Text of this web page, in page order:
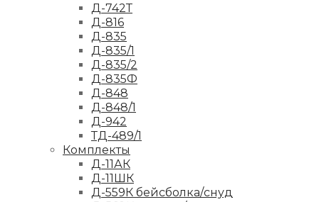
Д-742Т
Д-816
Д-835
Д-835/1
Д-835/2
Д-835Ф
Д-848
Д-848/1
Д-942
ТД-489/1
Комплекты
Д-11АК
Д-11ШК
Д-559К бейсболка/снуд